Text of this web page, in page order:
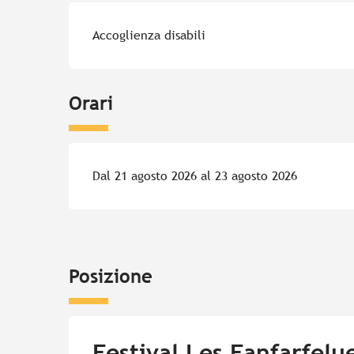
Accoglienza disabili
Orari
Dal 21 agosto 2026 al 23 agosto 2026
Posizione